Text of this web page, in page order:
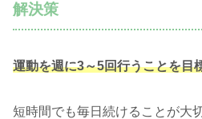
解決策
運動を週に3～5回行うことを目
短時間でも毎日続けることが大